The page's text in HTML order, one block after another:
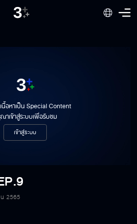
นื้อหาเป็น Special Content
าเข้าสู่ระบบเพื่อรับชม
เข้าสู่ระบบ
2565